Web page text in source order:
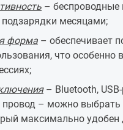
– беспроводные
месяцами;
форма – обеспечивает
что особенно
– Bluetooth,
провод – можно выбрать
максимально удобен